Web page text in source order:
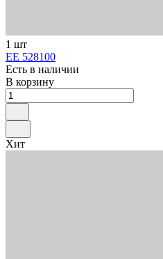
1 шт
ЕЕ 528100
Есть в наличии
В корзину
Хит